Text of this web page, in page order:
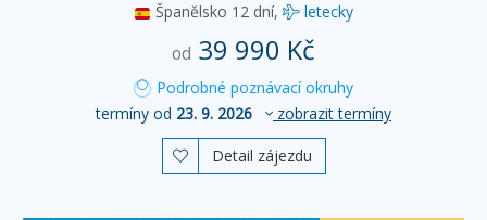
Španělsko 12 dní, letecky
od 39 990 Kč
Podrobné poznávací okruhy
termíny od 23. 9. 2026 zobrazit termíny
 Detail zájezdu